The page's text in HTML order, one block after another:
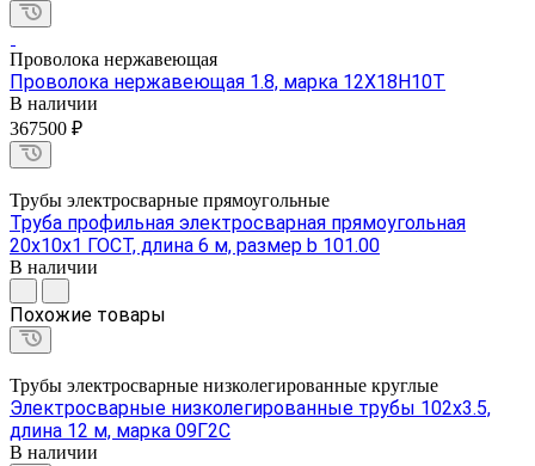
Проволока нержавеющая
Проволока нержавеющая 1.8, марка 12Х18Н10Т
В наличии
367500 ₽
Трубы электросварные прямоугольные
Труба профильная электросварная прямоугольная
20х10х1 ГОСТ, длина 6 м, размер b 101.00
В наличии
Похожие товары
Трубы электросварные низколегированные круглые
Электросварные низколегированные трубы 102х3.5,
длина 12 м, марка 09Г2С
В наличии